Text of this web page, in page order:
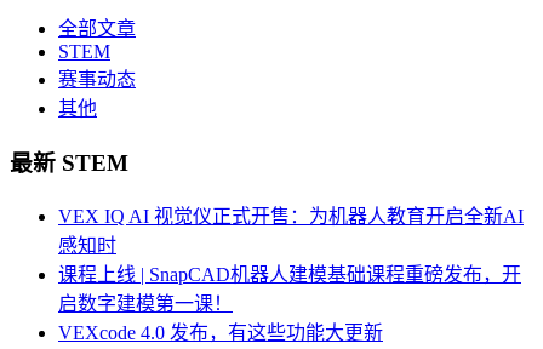
全部文章
STEM
赛事动态
其他
最新 STEM
VEX IQ AI 视觉仪正式开售：为机器人教育开启全新AI
感知时
课程上线 | SnapCAD机器人建模基础课程重磅发布，开
启数字建模第一课！
VEXcode 4.0 发布，有这些功能大更新